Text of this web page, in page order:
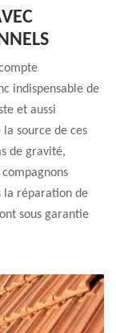
indispensable de
et aussi
source de ces
de gravité,
la réparation de
sous garantie